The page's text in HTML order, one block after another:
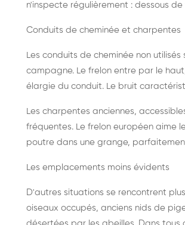
n'inspecte régulièrement : dessous
Conduits de cheminée et charpentes
Les conduits de cheminée non
campagne. Le frelon entre par le
élargie du conduit. Le bruit
Les charpentes anciennes,
fréquentes. Le frelon européen aime
poutre dans une grange,
Les emplacements moins évidents
D'autres situations se rencontrent
oiseaux occupés, anciens nids de